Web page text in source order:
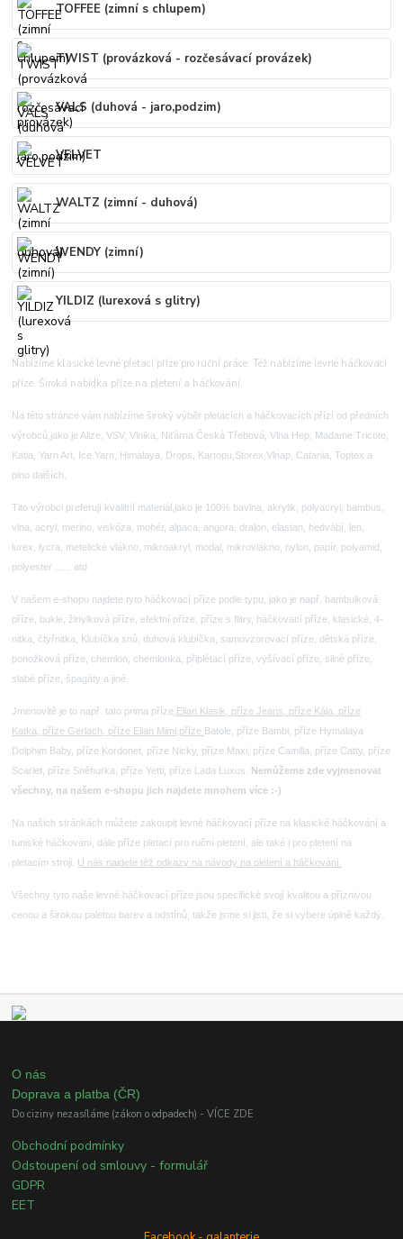
TOFFEE (zimní s chlupem)
TWIST (provázková - rozčesávací provázek)
VALS (duhová - jaro,podzim)
VELVET
WALTZ (zimní - duhová)
WENDY (zimní)
YILDIZ (lurexová s glitry)
Nabízíme klasické levné pletací příze pro ruční práce. Též nabízíme levné háčkovací
příze. Široká nabídka příze na pletení a háčkování.
Na této stránce vám nabízíme široký výběr pletacích a háčkovacích přízí od předních
výrobců,jako je Alize, VSV, Vlnika, Niťárna Česká Třebová, Vlna Hep, Madame Tricote,
Katia, Yarn Art, Ice Yarn, Himalaya, Drops, Kartopu,Storex,Vlnap, Catania, Toptex a
plno dalších.
Tito výrobci preferují kvalitní materiál,jako je 100% bavlna, akrylik, polyacryl, bambus,
vlna, acryl, merino, viskóza, mohér, alpaca, angora, dralon, elastan, hedvábí, len,
lurex, lycra, metelické vlákno, mikroakryl, modal, mikrovlákno, nylon, papír, polyamid,
polyester ...... atd
V našem e-shopu najdete tyto háčkovací příze podle typu, jako je např. bambulková
příze, bukle, žinylková příze, efektní příze, příze s flitry, háčkovací příze, klasické, 4-
nitka, čtyřnitka, Klubíčka snů, duhová klubíčka, samovzorovací příze, dětská příze,
ponožková příze, chemlon, chemlonka, připlétací příze, vyšívací příze, silné příze,
slabé příze, špagáty a jiné.
Jmenovitě je to např. tato prima příze Elian Klasik, příze Jeans, příze Kája, příze
Katka, příze Gerlach, příze Elian Mimi,příze Batole, příze Bambi, příze Hymalaya
Dolphim Baby, příze Kordonet, příze Nicky, příze Maxi, příze Camilla, příze Catty, příze
Scarlet, příze Sněhurka, příze Yetti, příze Lada Luxus. Nemůžeme zde vyjmenovat
všechny, na našem e-shopu jich najdete mnohem více :-)
Na našich stránkách můžete zakoupit levné háčkovací příze na klasické háčkování a
tuniské háčkování, dále příze pletací pro ruční pletení, ale také i pro pletení na
pletacím stroji. U nás najdete též odkazy na návody na pletení a háčkování.
Všechny tyto naše levné háčkovací příze jsou specifické svojí kvalitou a příznivou
cenou a širokou paletou barev a odstínů, takže jsme si jisti, že si vybere úplně každý.
O nás
Doprava a platba (ČR)
Do ciziny nezasíláme (zákon o odpadech) - VÍCE ZDE
Obchodní podmínky
Odstoupení od smlouvy - formulář
GDPR
EET